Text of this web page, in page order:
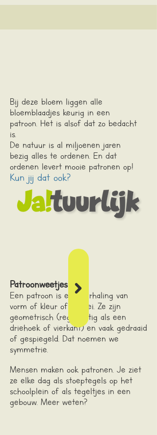
Bij deze bloem liggen alle
bloemblaadjes keurig in een
patroon. Het is alsof dat zo bedacht
is.
De natuur is al miljoenen jaren
bezig alles te ordenen. En dat
ordenen levert mooie patronen op!
Kun jij dat ook?
Patroonweetjes
Een patroon is een herhaling van
vorm of kleur of allebei. Ze zijn
geometrisch (regelmatig als een
driehoek of vierkant) en vaak gedraaid
of gespiegeld. Dat noemen we
symmetrie.
Mensen maken ook patronen. Je ziet
ze elke dag als stoeptegels op het
schoolplein of als tegeltjes in een
gebouw. Meer weten?